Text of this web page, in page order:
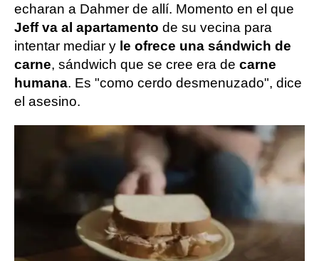
echaran a Dahmer de allí. Momento en el que
Jeff va al apartamento de su vecina para
intentar mediar y le ofrece una sándwich de
carne, sándwich que se cree era de carne
humana. Es "como cerdo desmenuzado", dice
el asesino.